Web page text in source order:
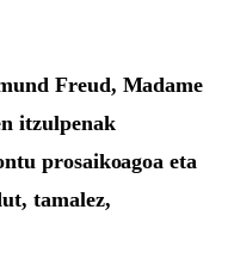
Freud, Madame
itzulpenak
prosaikoagoa eta
tamalez,